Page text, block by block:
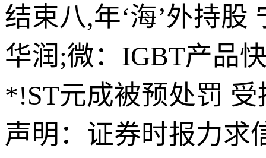
结束八,年‘海’外持股
华润;微：IGBT产品
*!ST元成被预处罚
声明：证券时报力求